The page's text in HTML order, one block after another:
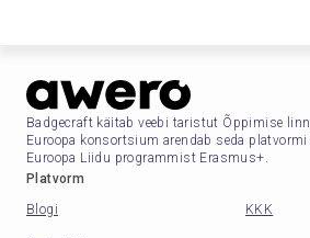
Badgecraft käitab veebi taristut Õppimise
Euroopa konsortsium arendab seda
Euroopa Liidu programmist Erasmus+.
Platvorm
Blogi
KKK